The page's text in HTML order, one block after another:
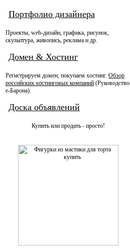
Портфолио дизайнера
Проекты, web-дизайн, графика, рисунок,
скульптура, живопись, реклама и др.
Домен & Хостинг
Регистрируем домен, покупаем хостинг. Обзор
российских хостинговых компаний (Руководство
e-Барона).
Доска объявлений
Купить или продать - просто!